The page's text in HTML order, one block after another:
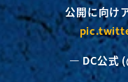
公開に向け
— DC公式